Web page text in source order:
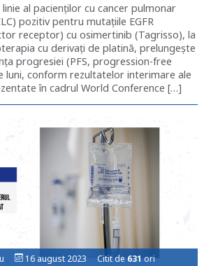
al pacienţilor cu cancer pulmonar
pozitiv pentru mutaţiile EGFR
receptor) cu osimertinib (Tagrisso), la
cu derivaţi de platină, prelungeşte
progresiei (PFS, progression-free
luni, conform rezultatelor interimare ale
în cadrul World Conference […]
16 august 2023 Citit de 631 ori